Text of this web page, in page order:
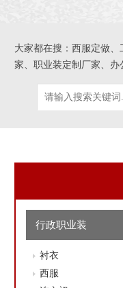
大家都在搜：西服定做
家、职业装定制厂家、办
行政职业装
衬衣
西服